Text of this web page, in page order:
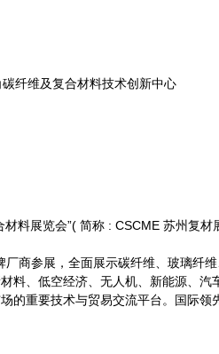
纤维及复合材料技术创新中心
料展览会”( 简称 : CSCME 苏州复
商参展，全面展示碳纤维、玻璃纤
、低空经济、无人机、新能源、
重要技术与贸易交流平台。国际